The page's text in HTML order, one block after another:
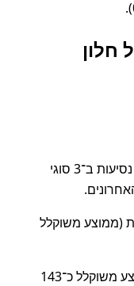
חלון
במסלול מקנצ'נבורי לבנגקוק נרשמו נסיעות ב־3 סוגי
כוללים: 1.8 שעות–5 שעות (ממוצע משוקלל
טווחי מחיר כוללים: 11–584 ₪ (ממוצע משוקלל כ־143